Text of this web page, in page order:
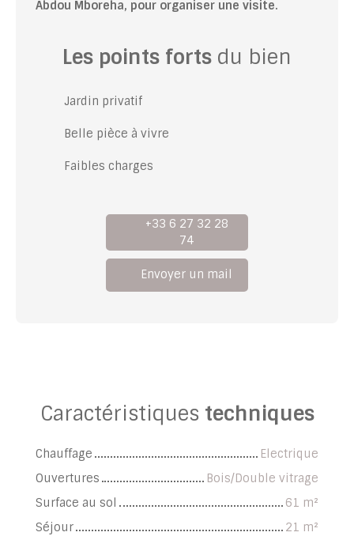
Abdou Mboreha, pour organiser une visite.
Les points forts du bien
Jardin privatif
Belle pièce à vivre
Faibles charges
+33 6 27 32 28
74
Envoyer un mail
Caractéristiques techniques
Chauffage
Electrique
Ouvertures
Bois/Double vitrage
Surface au sol
61 m²
Séjour
21 m²